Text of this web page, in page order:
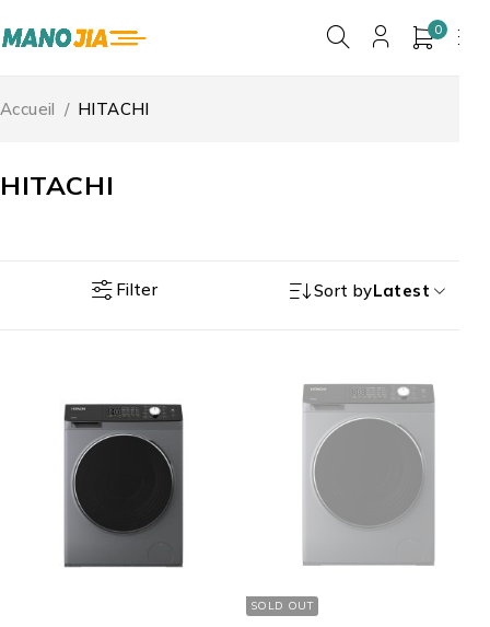
0
HITACHI
Accueil / HITACHI
Filter Sort byLatest
SOLD OUT